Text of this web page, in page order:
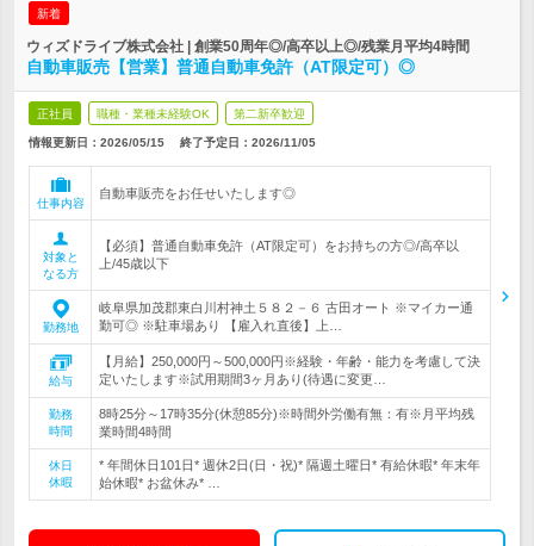
新着
ウィズドライブ株式会社 | 創業50周年◎/高卒以上◎/残業月平均4時間
自動車販売【営業】普通自動車免許（AT限定可）◎
正社員 職種・業種未経験OK 第二新卒歓迎
情報更新日：2026/05/15 終了予定日： 2026/11/05
仕事内容
自動車販売をお任せいたします◎
対象と
なる方
【必須】普通自動車免許（AT限定可）をお持ちの方◎/高卒以
上/45歳以下
勤務地
岐阜県加茂郡東白川村神土５８２－６ 古田オート ※マイカー通
勤可◎ ※駐車場あり 【雇入れ直後】上…
給与
【月給】250,000円～500,000円※経験・年齢・能力を考慮して決
定いたします※試用期間3ヶ月あり(待遇に変更…
勤務
時間
8時25分～17時35分(休憩85分)※時間外労働有無：有※月平均残
業時間4時間
休日
休暇
* 年間休日101日* 週休2日(日・祝)* 隔週土曜日* 有給休暇* 年末年
始休暇* お盆休み* …